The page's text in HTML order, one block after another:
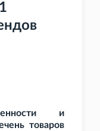
и
товаров